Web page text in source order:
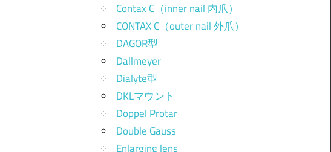
Contax C（inner nail 内爪）
CONTAX C（outer nail 外爪）
DAGOR型
Dallmeyer
Dialyte型
DKLマウント
Doppel Protar
Double Gauss
Enlarging lens